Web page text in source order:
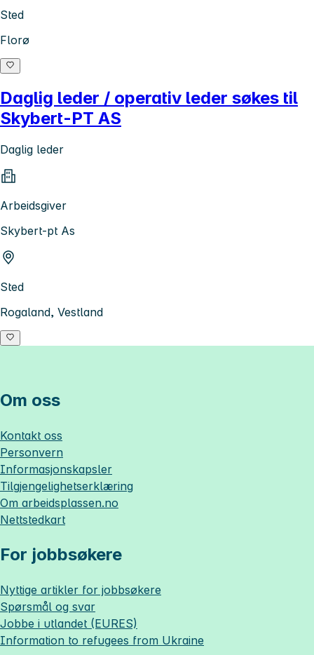
Sted
Florø
Daglig leder / operativ leder søkes til
Skybert-PT AS
Daglig leder
Arbeidsgiver
Skybert-pt As
Sted
Rogaland, Vestland
Om oss
Kontakt oss
Personvern
Informasjonskapsler
Tilgjengelighetserklæring
Om arbeidsplassen.no
Nettstedkart
For jobbsøkere
Nyttige artikler for jobbsøkere
Spørsmål og svar
Jobbe i utlandet (EURES)
Information to refugees from Ukraine